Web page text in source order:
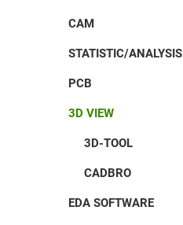
CAM
STATISTIC/ANALYSIS
PCB
3D VIEW
3D-TOOL
CADBRO
EDA SOFTWARE